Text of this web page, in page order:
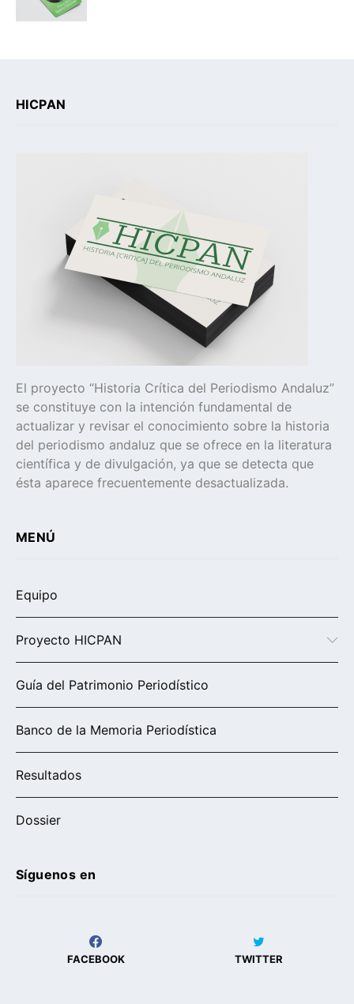
HICPAN
El proyecto “Historia Crítica del Periodismo Andaluz”
se constituye con la intención fundamental de
actualizar y revisar el conocimiento sobre la historia
del periodismo andaluz que se ofrece en la literatura
científica y de divulgación, ya que se detecta que
ésta aparece frecuentemente desactualizada.
MENÚ
Equipo
Proyecto HICPAN
Guía del Patrimonio Periodístico
Banco de la Memoria Periodística
Resultados
Dossier
Síguenos en
FACEBOOK TWITTER